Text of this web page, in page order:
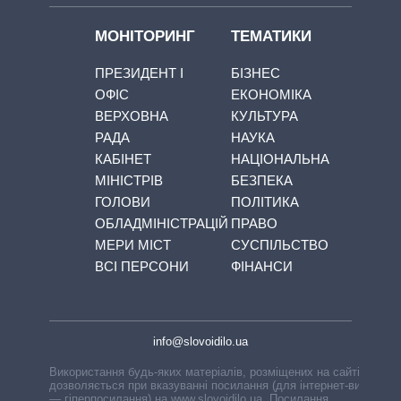
МОНІТОРИНГ
ПРЕЗИДЕНТ І
ОФІС
ВЕРХОВНА
РАДА
КАБІНЕТ
МІНІСТРІВ
ГОЛОВИ
ОБЛАДМІНІСТРАЦІЙ
МЕРИ МІСТ
ВСІ ПЕРСОНИ
ТЕМАТИКИ
БІЗНЕС
ЕКОНОМІКА
КУЛЬТУРА
НАУКА
НАЦІОНАЛЬНА
БЕЗПЕКА
ПОЛІТИКА
ПРАВО
СУСПІЛЬСТВО
ФІНАНСИ
info@slovoidilo.ua
Використання будь-яких матеріалів, розміщених на сайті,
дозволяється при вказуванні посилання (для інтернет-видань